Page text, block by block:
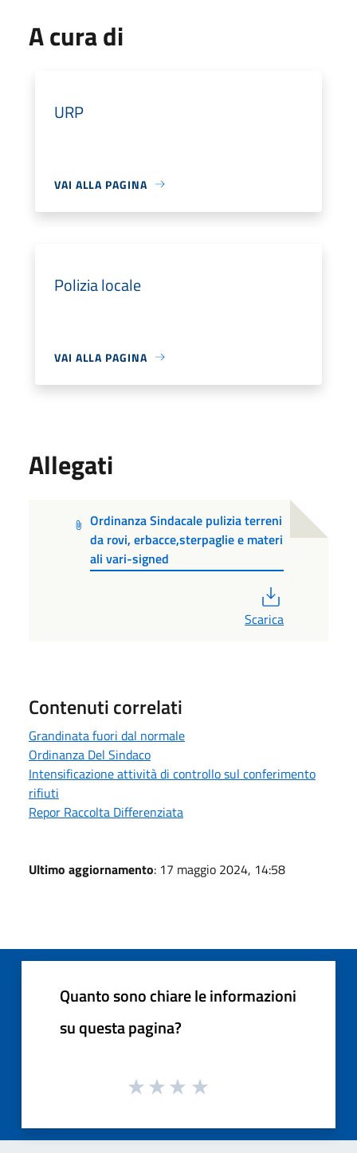
A cura di
URP
VAI ALLA PAGINA
Polizia locale
VAI ALLA PAGINA
Allegati
Ordinanza Sindacale pulizia terreni
da rovi, erbacce,sterpaglie e materi
ali vari-signed
Scarica
Contenuti correlati
Grandinata fuori dal normale
Ordinanza Del Sindaco
Intensificazione attività di controllo sul conferimento
rifiuti
Repor Raccolta Differenziata
Ultimo aggiornamento: 17 maggio 2024, 14:58
Quanto sono chiare le informazioni
su questa pagina?